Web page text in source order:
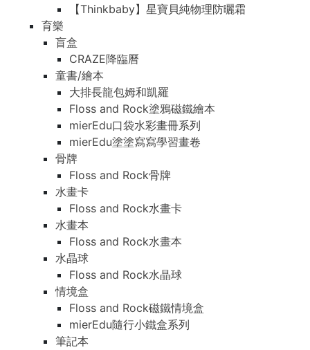
【Thinkbaby】星寶貝純物理防曬霜
育樂
盲盒
CRAZE降臨曆
童書/繪本
大排長龍包姆和凱羅
Floss and Rock塗鴉磁鐵繪本
mierEdu口袋水彩畫冊系列
mierEdu塗塗寫寫學習畫卷
骨牌
Floss and Rock骨牌
水畫卡
Floss and Rock水畫卡
水畫本
Floss and Rock水畫本
水晶球
Floss and Rock水晶球
情境盒
Floss and Rock磁鐵情境盒
mierEdu隨行小鐵盒系列
筆記本